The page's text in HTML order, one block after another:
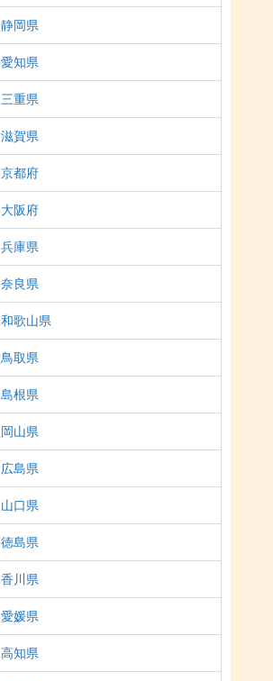
静岡県
愛知県
三重県
滋賀県
京都府
大阪府
兵庫県
奈良県
和歌山県
鳥取県
島根県
岡山県
広島県
山口県
徳島県
香川県
愛媛県
高知県